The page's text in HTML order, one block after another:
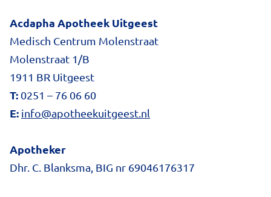
Acdapha Apotheek Uitgeest
Medisch Centrum Molenstraat
Molenstraat 1/B
1911 BR Uitgeest
T: 0251 – 76 06 60
E: info@apotheekuitgeest.nl
Apotheker
Dhr. C. Blanksma, BIG nr 69046176317